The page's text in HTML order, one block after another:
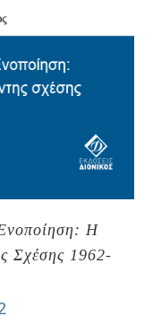
Η
Σχέσης 1962-
Η